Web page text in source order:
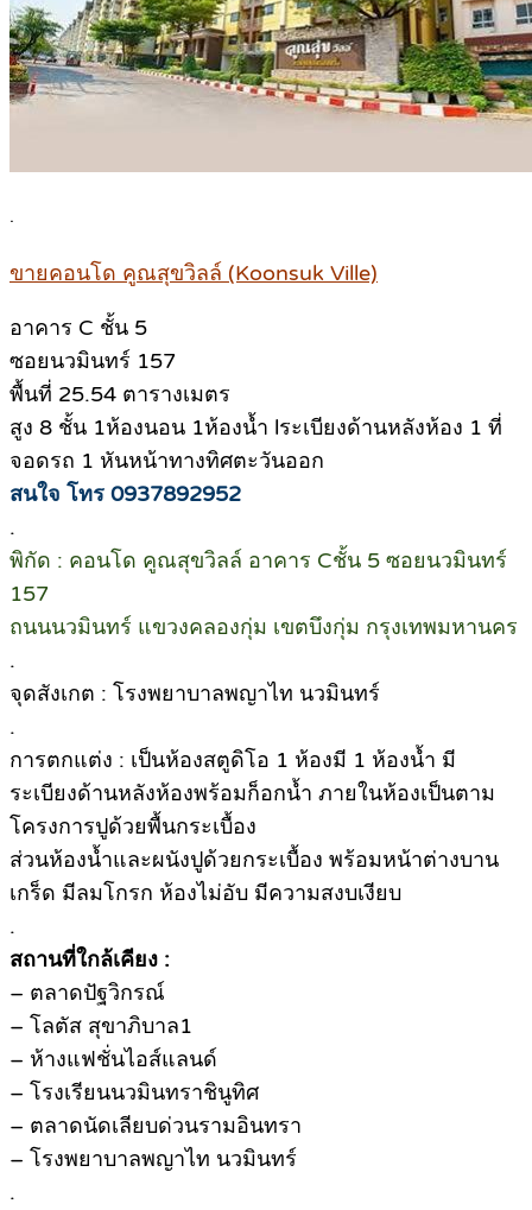
.
ขายคอนโด คูณสุขวิลล์ (Koonsuk Ville)
อาคาร C ชั้น 5
ซอยนวมินทร์ 157
พื้นที่ 25.54 ตารางเมตร
สูง 8 ชั้น 1ห้องนอน 1ห้องน้ำ lระเบียงด้านหลังห้อง 1 ที่
จอดรถ 1 หันหน้าทางทิศตะวันออก
สนใจ โทร 0937892952
.
พิกัด : คอนโด คูณสุขวิลล์ อาคาร Cชั้น 5 ซอยนวมินทร์
157
ถนนนวมินทร์ แขวงคลองกุ่ม เขตบึงกุ่ม กรุงเทพมหานคร
.
จุดสังเกต : โรงพยาบาลพญาไท นวมินทร์
.
การตกแต่ง : เป็นห้องสตูดิโอ 1 ห้องมี 1 ห้องน้ำ มี
ระเบียงด้านหลังห้องพร้อมก็อกน้ำ ภายในห้องเป็นตาม
โครงการปูด้วยพื้นกระเบื้อง
ส่วนห้องน้ำและผนังปูด้วยกระเบื้อง พร้อมหน้าต่างบาน
เกร็ด มีลมโกรก ห้องไม่อับ มีความสงบเงียบ
.
สถานที่ใกล้เคียง :
– ตลาดปัฐวิกรณ์
– โลตัส สุขาภิบาล1
– ห้างแฟชั่นไอส์แลนด์
– โรงเรียนนวมินทราชินูทิศ
– ตลาดนัดเลียบด่วนรามอินทรา
– โรงพยาบาลพญาไท นวมินทร์
.